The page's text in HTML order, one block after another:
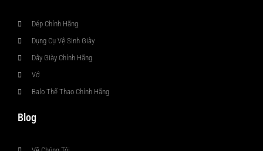
Dép Chính Hãng
Dụng Cụ Vệ Sinh Giày
Dây Giày Chính Hãng
Vớ
Balo Thể Thao Chính Hãng
Blog